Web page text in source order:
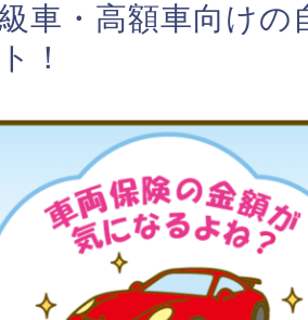
車・高額車向け
！